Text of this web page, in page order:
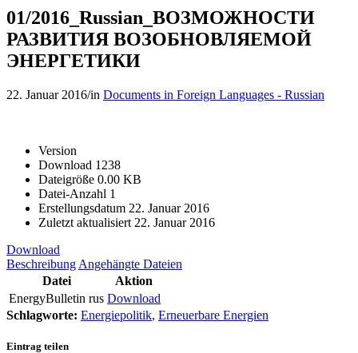
01/2016_Russian_ВОЗМОЖНОСТИ
РАЗВИТИЯ ВОЗОБНОВЛЯЕМОЙ
ЭНЕРГЕТИКИ
22. Januar 2016/in Documents in Foreign Languages - Russian
Version
Download 1238
Dateigröße 0.00 KB
Datei-Anzahl 1
Erstellungsdatum 22. Januar 2016
Zuletzt aktualisiert 22. Januar 2016
Download
Beschreibung Angehängte Dateien
Datei
Aktion
EnergyBulletin rus Download
Schlagworte: Energiepolitik, Erneuerbare Energien
Eintrag teilen